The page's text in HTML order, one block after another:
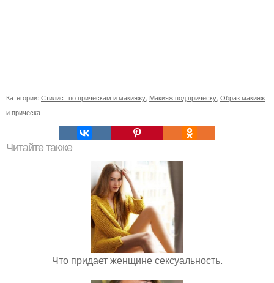
Категории: Стилист по прическам и макияжу Макияж под прическу Образ макияж
и прическа
Читайте также
Что придает женщине сексуальность.